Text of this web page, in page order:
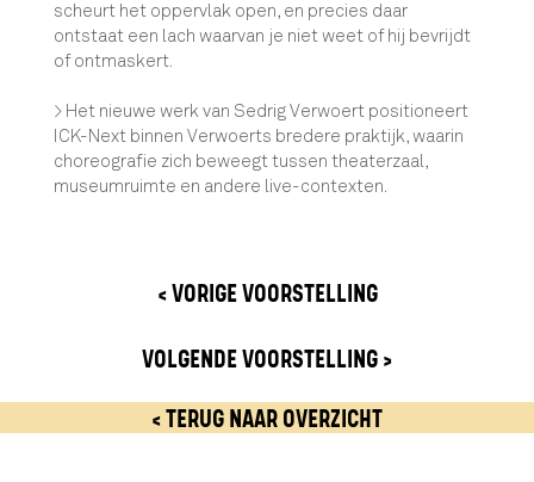
scheurt het oppervlak open, en precies daar
ontstaat een lach waarvan je niet weet of hij bevrijdt
of ontmaskert.
> Het nieuwe werk van Sedrig Verwoert positioneert
ICK-Next binnen Verwoerts bredere praktijk, waarin
choreografie zich beweegt tussen theaterzaal,
museumruimte en andere live-contexten.
< VORIGE VOORSTELLING
VOLGENDE VOORSTELLING >
< TERUG NAAR OVERZICHT